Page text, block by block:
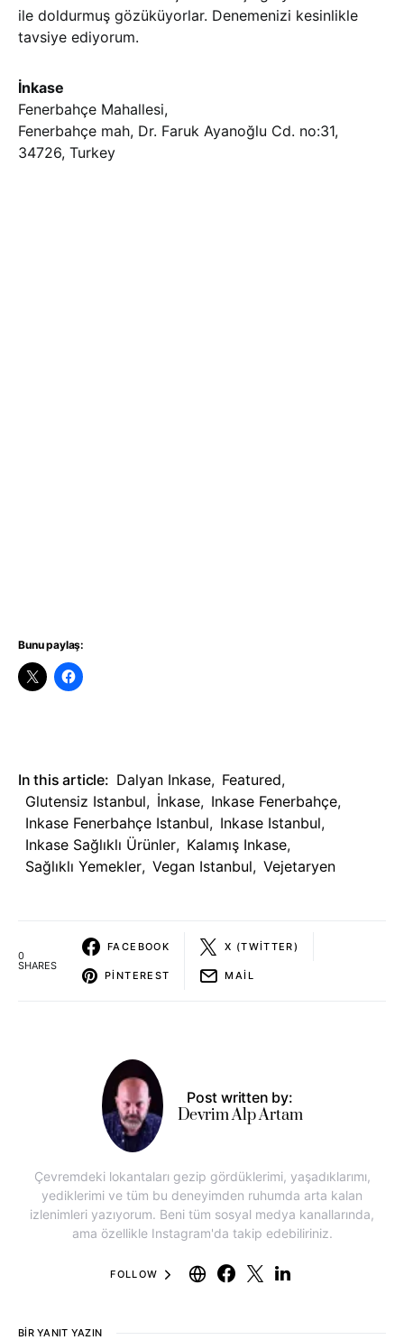
ile doldurmuş gözüküyorlar. Denemenizi kesinlikle
tavsiye ediyorum.
İnkase
Fenerbahçe Mahallesi,
Fenerbahçe mah, Dr. Faruk Ayanoğlu Cd. no:31,
34726, Turkey
Bunu paylaş:
In this article: Dalyan Inkase, Featured,
Glutensiz Istanbul, İnkase, Inkase Fenerbahçe,
Inkase Fenerbahçe Istanbul, Inkase Istanbul,
Inkase Sağlıklı Ürünler, Kalamış Inkase,
Sağlıklı Yemekler, Vegan Istanbul, Vejetaryen
0
SHARES
FACEBOOK X (TWITTER)
PINTEREST MAIL
Post written by:
Devrim Alp Artam
Çevremdeki lokantaları gezip gördüklerimi, yaşadıklarımı,
yediklerimi ve tüm bu deneyimden ruhumda arta kalan
izlenimleri yazıyorum. Beni tüm sosyal medya kanallarında,
ama özellikle Instagram'da takip edebiliriniz.
FOLLOW
BIR YANIT YAZIN